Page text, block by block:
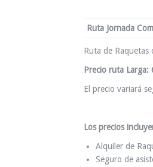
Ruta Jornada
Ruta de Raquetas
Precio ruta Larga:
El precio variará
Los precios
Alquiler de
Seguro de